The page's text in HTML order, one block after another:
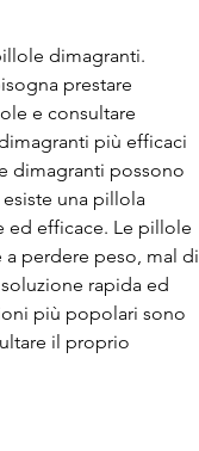
dimagranti.
prestare
e consultare
più efficaci
dimagranti possono
una pillola
ed efficace. Le pillole
perdere peso, mal di
rapida ed
più popolari sono
il proprio